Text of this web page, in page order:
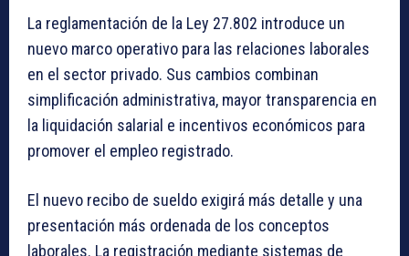
La reglamentación de la Ley 27.802 introduce un
nuevo marco operativo para las relaciones laborales
en el sector privado. Sus cambios combinan
simplificación administrativa, mayor transparencia en
la liquidación salarial e incentivos económicos para
promover el empleo registrado.
El nuevo recibo de sueldo exigirá más detalle y una
presentación más ordenada de los conceptos
laborales. La registración mediante sistemas de